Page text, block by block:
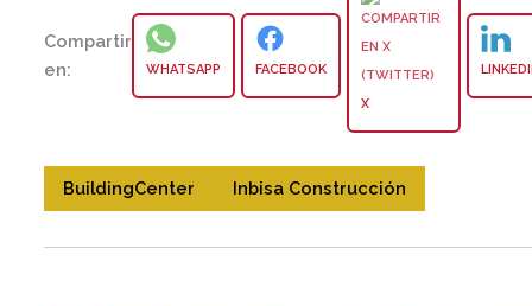
Compartir
en:
WHATSAPP FACEBOOK
X
BuildingCenter Inbisa Construcción